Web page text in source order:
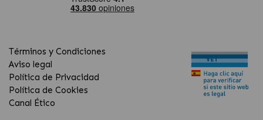
Términos y Condiciones
Aviso legal
Política de Privacidad
Política de Cookies
Canal Ético